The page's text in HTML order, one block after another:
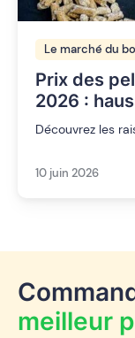
Le marché du
Prix des
2026 :
Découvrez les
10 juin 2026
meilleur